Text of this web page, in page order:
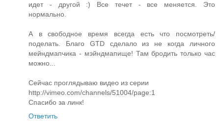
идет - другой :) Все течет - все меняется. Это
нормально.
А в свободное время всегда есть что посмотреть/
поделать. Благо GTD сделало из не когда личного
мейндмапчика - мэйндмапище! Там бродить только час
можно...
Сейчас проглядываю видео из серии
http://vimeo.com/channels/51004/page:1
Спасибо за линк!
Ответить